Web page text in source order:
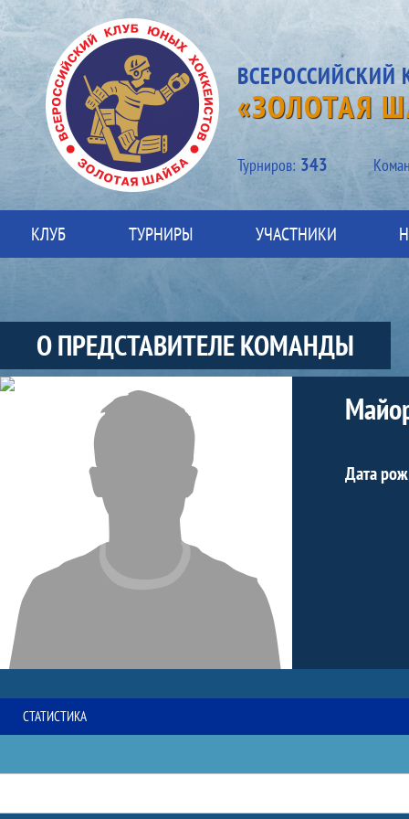
«ЗОЛОТАЯ
Турниров: 343
КЛУБ ТУРНИРЫ УЧАСТНИКИ
О ПРЕДСТАВИТЕЛЕ КОМАНДЫ
Участники-представитель-команды
Дата
СТАТИСТИКА